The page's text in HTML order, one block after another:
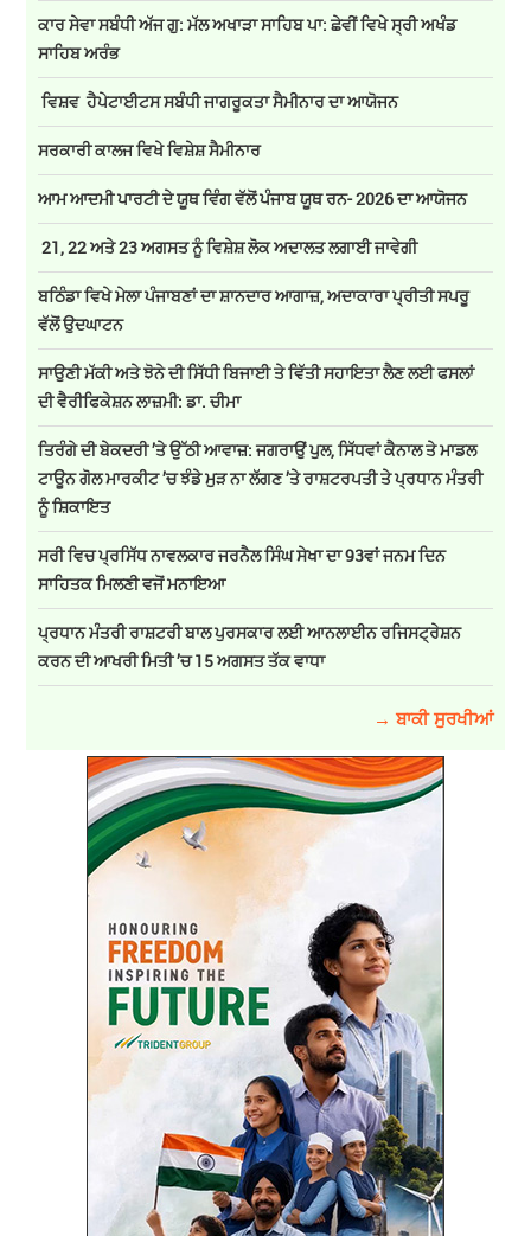
ਕਾਰ ਸੇਵਾ ਸਬੰਧੀ ਅੱਜ ਗੁ: ਮੱਲ ਅਖਾੜਾ ਸਾਹਿਬ ਪਾ: ਛੇਵੀਂ ਵਿਖੇ ਸ੍ਰੀ ਅਖੰਡ
ਸਾਹਿਬ ਅਰੰਭ
ਵਿਸ਼ਵ ਹੈਪੇਟਾਈਟਸ ਸਬੰਧੀ ਜਾਗਰੂਕਤਾ ਸੈਮੀਨਾਰ ਦਾ ਆਯੋਜਨ
ਸਰਕਾਰੀ ਕਾਲਜ ਵਿਖੇ ਵਿਸ਼ੇਸ਼ ਸੈਮੀਨਾਰ
ਆਮ ਆਦਮੀ ਪਾਰਟੀ ਦੇ ਯੂਥ ਵਿੰਗ ਵੱਲੋਂ ਪੰਜਾਬ ਯੂਥ ਰਨ- 2026 ਦਾ ਆਯੋਜਨ
21, 22 ਅਤੇ 23 ਅਗਸਤ ਨੂੰ ਵਿਸ਼ੇਸ਼ ਲੋਕ ਅਦਾਲਤ ਲਗਾਈ ਜਾਵੇਗੀ
ਬਠਿੰਡਾ ਵਿਖੇ ਮੇਲਾ ਪੰਜਾਬਣਾਂ ਦਾ ਸ਼ਾਨਦਾਰ ਆਗਾਜ਼, ਅਦਾਕਾਰਾ ਪ੍ਰੀਤੀ ਸਪਰੂ
ਵੱਲੋਂ ਉਦਘਾਟਨ
ਸਾਉਣੀ ਮੱਕੀ ਅਤੇ ਝੋਨੇ ਦੀ ਸਿੱਧੀ ਬਿਜਾਈ ਤੇ ਵਿੱਤੀ ਸਹਾਇਤਾ ਲੈਣ ਲਈ ਫਸਲਾਂ
ਦੀ ਵੈਰੀਫਿਕੇਸ਼ਨ ਲਾਜ਼ਮੀ: ਡਾ. ਚੀਮਾ
ਤਿਰੰਗੇ ਦੀ ਬੇਕਦਰੀ ’ਤੇ ਉੱਠੀ ਆਵਾਜ਼: ਜਗਰਾਉਂ ਪੁਲ, ਸਿੱਧਵਾਂ ਕੈਨਾਲ ਤੇ ਮਾਡਲ
ਟਾਊਨ ਗੋਲ ਮਾਰਕੀਟ ’ਚ ਝੰਡੇ ਮੁੜ ਨਾ ਲੱਗਣ ’ਤੇ ਰਾਸ਼ਟਰਪਤੀ ਤੇ ਪ੍ਰਧਾਨ ਮੰਤਰੀ
ਨੂੰ ਸ਼ਿਕਾਇਤ
ਸਰੀ ਵਿਚ ਪ੍ਰਸਿੱਧ ਨਾਵਲਕਾਰ ਜਰਨੈਲ ਸਿੰਘ ਸੇਖਾ ਦਾ 93ਵਾਂ ਜਨਮ ਦਿਨ
ਸਾਹਿਤਕ ਮਿਲਣੀ ਵਜੋਂ ਮਨਾਇਆ
ਪ੍ਰਧਾਨ ਮੰਤਰੀ ਰਾਸ਼ਟਰੀ ਬਾਲ ਪੁਰਸਕਾਰ ਲਈ ਆਨਲਾਈਨ ਰਜਿਸਟ੍ਰੇਸ਼ਨ
ਕਰਨ ਦੀ ਆਖਰੀ ਮਿਤੀ ’ਚ 15 ਅਗਸਤ ਤੱਕ ਵਾਧਾ
→ ਬਾਕੀ ਸੁਰਖੀਆਂ